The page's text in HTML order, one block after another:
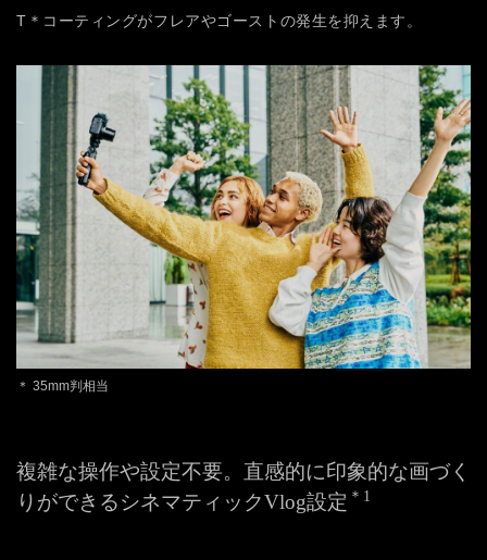
T＊コーティングがフレアやゴーストの発生を抑えます。
＊ 35mm判相当
複雑な操作や設定不要。直感的に印象的な画づく
りができるシネマティックVlog設定 ＊1